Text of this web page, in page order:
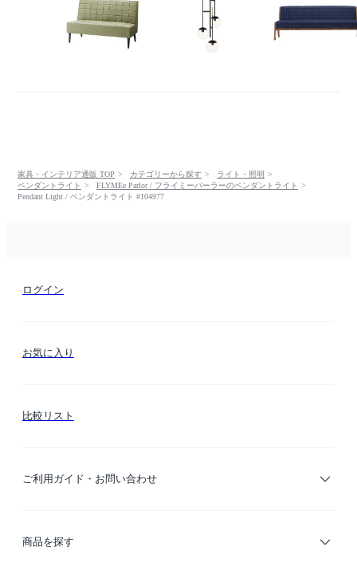
家具・インテリア通販 TOP カテゴリーから探す
ライト・照明
ペンダントライト
FLYMEe Parlor / フライミーパーラーのペンダントライト
Pendant Light / ペンダントライト #104977
ログイン
お気に入り
比較リスト
ご利用ガイド・お問い合わせ
ご利用ガイド
商品を探す